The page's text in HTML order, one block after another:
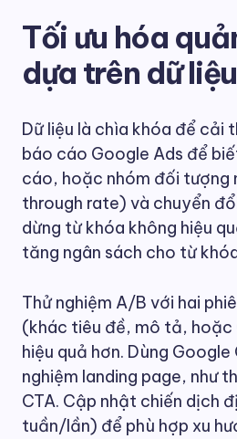
Tối ưu hóa
dựa trên dữ liệu
Dữ liệu là chìa khóa để cải
báo cáo Google Ads để
cáo, hoặc nhóm đối tượng
through rate) và chuyển
dừng từ khóa không hiệu
tăng ngân sách cho từ
Thử nghiệm A/B với hai
(khác tiêu đề, mô tả, hoặc
hiệu quả hơn. Dùng
nghiệm landing page, như
CTA. Cập nhật chiến dịch
tuần/lần) để phù hợp xu